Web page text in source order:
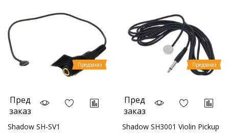
Предзаказ
Пред
заказ
Shadow SH-SV1
Предзаказ
Пред
заказ
Shadow SH3001 Violin Pickup